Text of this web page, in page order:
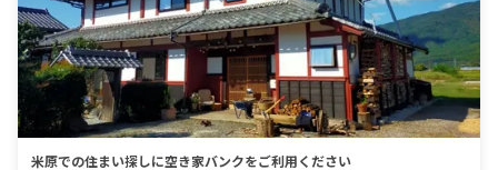
米原での住まい探しに空き家バンクをご利用ください